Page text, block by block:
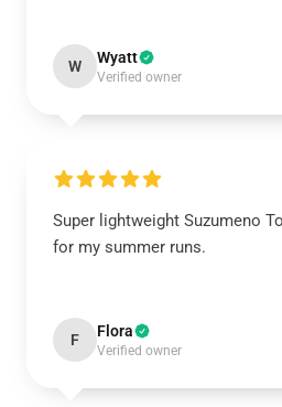
W Wyatt
Verified owner
Super lightweight Suzumeno
for my summer runs.
F Flora
Verified owner